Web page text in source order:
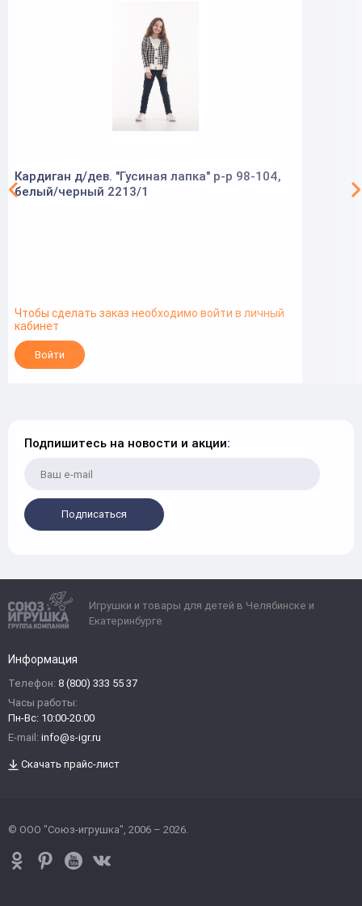
Кардиган д/дев. "Гусиная лапка" р-р 98-104,
белый/черный 2213/1
Чтобы сделать заказ необходимо войти в личный
кабинет
Войти
Подпишитесь на новости и акции:
Подписаться
Игрушки и товары для детей в Челябинске и
Екатеринбурге
Информация
Телефон: 8 (800) 333 55 37
Часы работы:
Пн-Вс: 10:00-20:00
E-mail: info@s-igr.ru
Скачать прайс-лист
© ООО "Союз-игрушка", 2006 – 2026.